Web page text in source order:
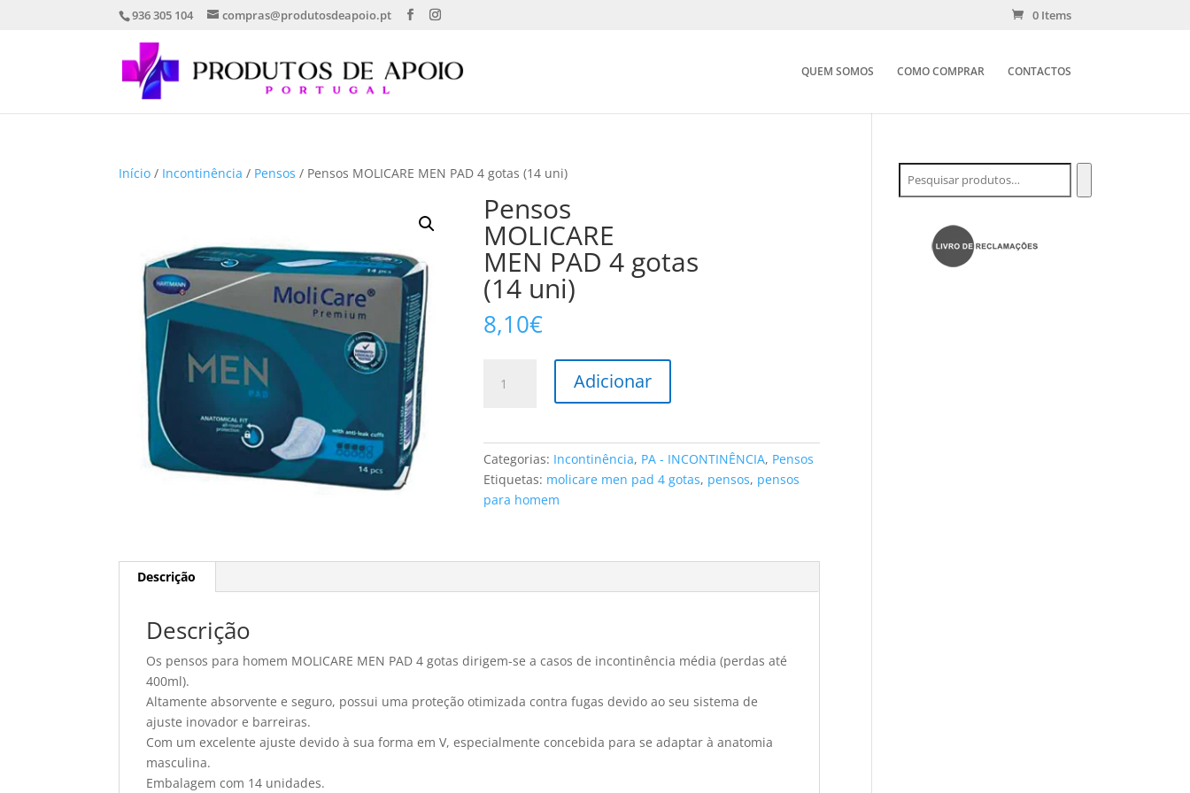
936 305 104 compras@produtosdeapoio.pt 0 Items
QUEM SOMOS COMO COMPRAR CONTACTOS
Início / Incontinência / Pensos / Pensos MOLICARE MEN PAD 4 gotas (14 uni)
Pensos
MOLICARE
MEN PAD 4 gotas
(14 uni)
8,10€
PAD
gotas
Adicionar
Categorias: Incontinência, PA - INCONTINÊNCIA, Pensos
Etiquetas: molicare men pad 4 gotas, pensos, pensos
para homem
Descrição
Descrição
Os pensos para homem MOLICARE MEN PAD 4 gotas dirigem-se a casos de incontinência média (perdas até
400ml).
Altamente absorvente e seguro, possui uma proteção otimizada contra fugas devido ao seu sistema de
ajuste inovador e barreiras.
Com um excelente ajuste devido à sua forma em V, especialmente concebida para se adaptar à anatomia
masculina.
Embalagem com 14 unidades.